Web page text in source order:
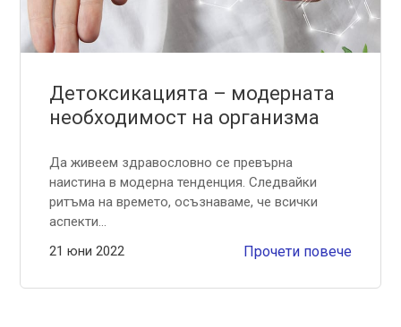
Детоксикацията – модерната
необходимост на организма
Да живеем здравословно се превърна
наистина в модерна тенденция. Следвайки
ритъма на времето, осъзнаваме, че всички
аспекти...
21 юни 2022
Прочети повече